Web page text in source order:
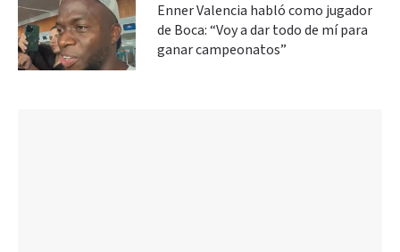
Enner Valencia habló como jugador
de Boca: “Voy a dar todo de mí para
ganar campeonatos”